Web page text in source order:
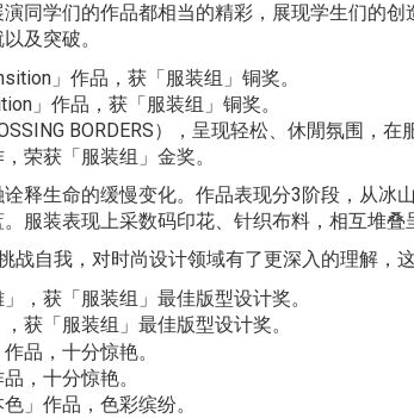
同学们的作品都相当的精彩，展现学生们的
及突破。
」作品，获「服装组」铜奖。
BORDERS），呈现轻松、休閒氛围，
荣获「服装组」金奖。
释生命的缓慢变化。作品表现分3阶段，从
服装表现上采数码印花、针织布料，相互堆叠
自我，对时尚设计领域有了更深入的理解，
获「服装组」最佳版型设计奖。
，十分惊艳。